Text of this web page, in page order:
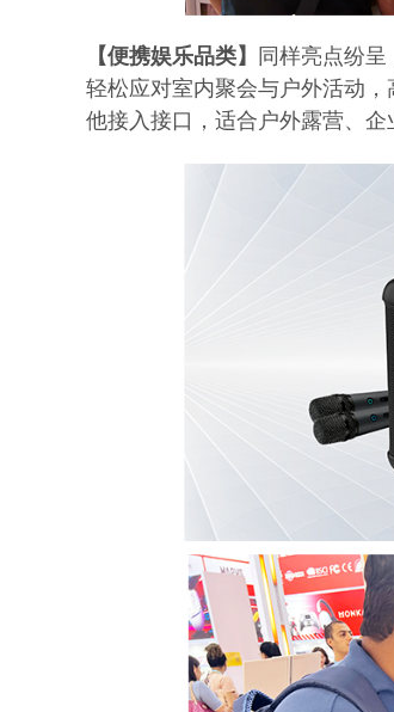
【便携娱乐品类】
同样亮点纷
轻松应对室内聚会与户外活动
他接入接口，适合户外露营、企